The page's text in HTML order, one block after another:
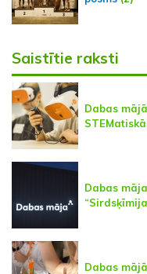
Saistītie raksti
Dabas
Dabas
Dabas